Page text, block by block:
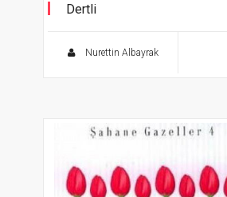
Dertli
Nurettin Albayrak